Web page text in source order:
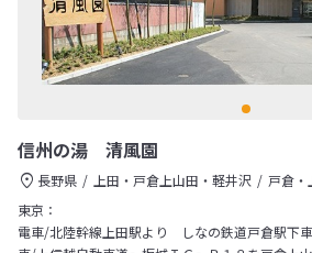
信州の湯 清風園
長野県 上田・戸倉上山田・軽井沢
戸倉・
東京：
電車/北陸幹線上田駅より しなの鉄道戸倉駅下車